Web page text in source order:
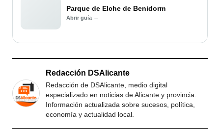
Parque de Elche de Benidorm
Abrir guía →
Redacción DSAlicante
Redacción de DSAlicante, medio digital
especializado en noticias de Alicante y provincia.
Información actualizada sobre sucesos, política,
economía y actualidad local.